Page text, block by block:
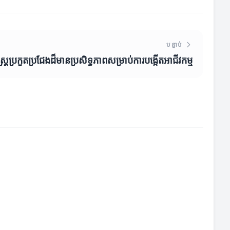
បន្ទាប់
រប្រកួតប្រជែងដ៏មានប្រសិទ្ធភាពសម្រាប់ការបង្កើតអាជីវកម្ម